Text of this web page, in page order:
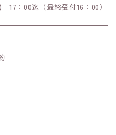
：00迄（最終受付16：00）